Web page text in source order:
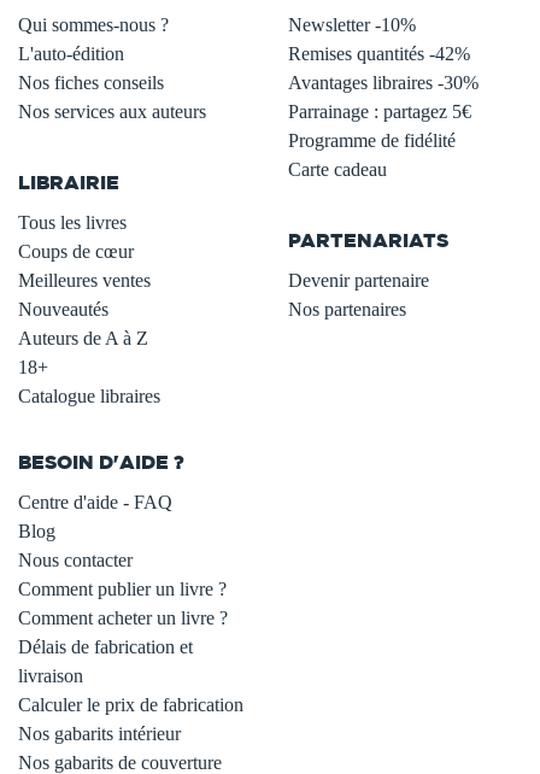
Qui sommes-nous ?
L'auto-édition
Nos fiches conseils
Nos services aux auteurs
LIBRAIRIE
Tous les livres
Coups de cœur
Meilleures ventes
Nouveautés
Auteurs de A à Z
18+
Catalogue libraires
Newsletter -10%
Remises quantités -42%
Avantages libraires -30%
Parrainage : partagez 5€
Programme de fidélité
Carte cadeau
PARTENARIATS
Devenir partenaire
Nos partenaires
BESOIN D'AIDE ?
Centre d'aide - FAQ
Blog
Nous contacter
Comment publier un livre ?
Comment acheter un livre ?
Délais de fabrication et
livraison
Calculer le prix de fabrication
Nos gabarits intérieur
Nos gabarits de couverture